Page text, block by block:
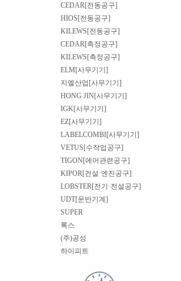
CEDAR[전동공구]
HIOS[전동공구]
KILEWS[전동공구]
CEDAR[측정공구]
KILEWS[측정공구]
ELM[사무기기]
지엘산업[사무기기]
HONG JIN[사무기기]
IGK[사무기기]
EZ[사무기기]
LABELCOMBI[사무기기]
VETUS[수작업공구]
TIGON[에어관련공구]
KIPOR[건설·엔진공구]
LOBSTER[전기·전설공구]
UDT[운반기계]
SUPER
록스
(주)공성
하이피트